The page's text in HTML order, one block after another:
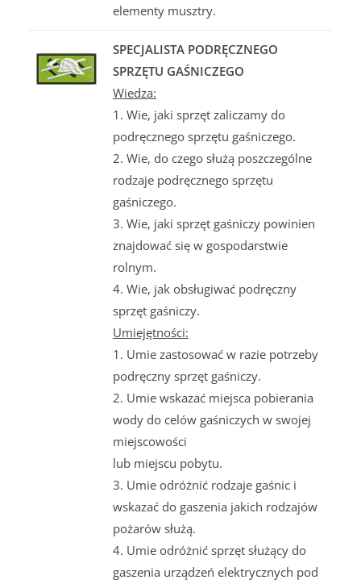
elementy musztry.
SPECJALISTA PODRĘCZNEGO
SPRZĘTU GAŚNICZEGO
Wiedza:
1. Wie, jaki sprzęt zaliczamy do
podręcznego sprzętu gaśniczego.
2. Wie, do czego służą poszczególne
rodzaje podręcznego sprzętu
gaśniczego.
3. Wie, jaki sprzęt gaśniczy powinien
znajdować się w gospodarstwie
rolnym.
4. Wie, jak obsługiwać podręczny
sprzęt gaśniczy.
Umiejętności:
1. Umie zastosować w razie potrzeby
podręczny sprzęt gaśniczy.
2. Umie wskazać miejsca pobierania
wody do celów gaśniczych w swojej
miejscowości
lub miejscu pobytu.
3. Umie odróżnić rodzaje gaśnic i
wskazać do gaszenia jakich rodzajów
pożarów służą.
4. Umie odróżnić sprzęt służący do
gaszenia urządzeń elektrycznych pod